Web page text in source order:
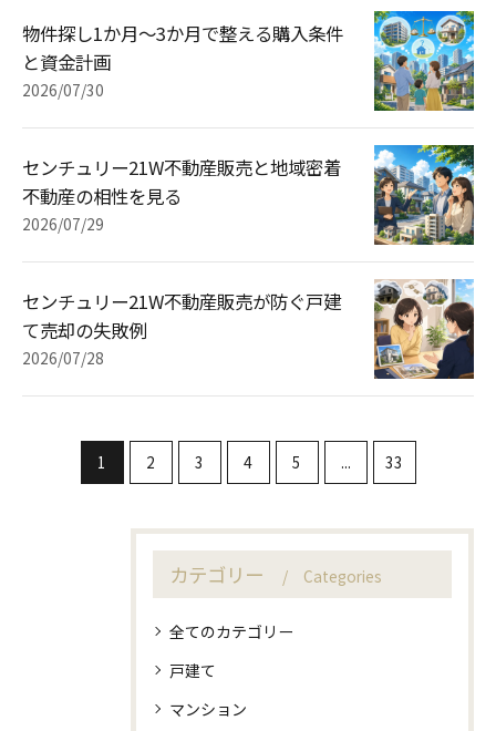
物件探し1か月〜3か月で整える購入条件
と資金計画
2026/07/30
センチュリー21W不動産販売と地域密着
不動産の相性を見る
2026/07/29
センチュリー21W不動産販売が防ぐ戸建
て売却の失敗例
2026/07/28
1 2 3 4 5 ... 33
カテゴリー Categories
全てのカテゴリー
戸建て
マンション